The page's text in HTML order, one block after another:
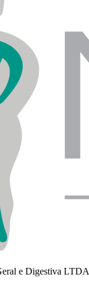
e Digestiva LTDA